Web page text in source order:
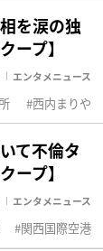
を涙の独
ープ】
エンタメニュース
西内まりや
て不倫タ
ープ】
エンタメニュース
関西国際空港